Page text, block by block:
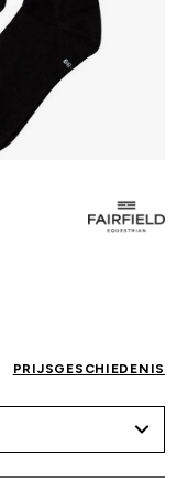
PRIJSGESCHIEDENIS